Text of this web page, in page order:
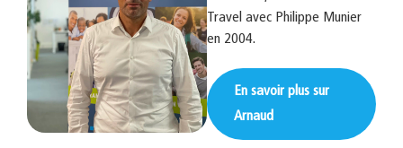
Travel avec Philippe Munier
en 2004.
En savoir plus sur
Arnaud